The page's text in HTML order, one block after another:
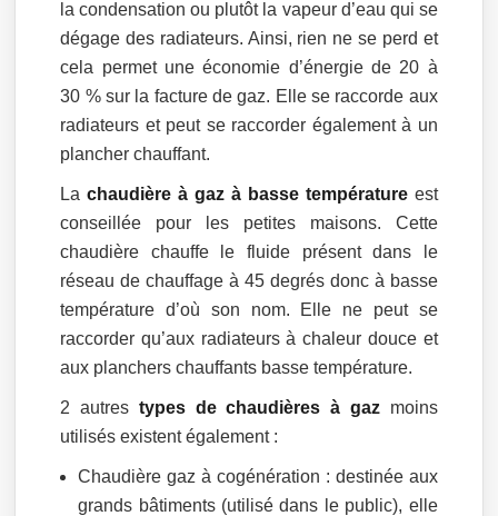
la condensation ou plutôt la vapeur d’eau qui se
dégage des radiateurs. Ainsi, rien ne se perd et
cela permet une économie d’énergie de 20 à
30 % sur la facture de gaz. Elle se raccorde aux
radiateurs et peut se raccorder également à un
plancher chauffant.
Lachaudière à gaz à basse températureest
conseillée pour les petites maisons. Cette
chaudière chauffe le fluide présent dans le
réseau de chauffage à 45 degrés donc à basse
température d’où son nom. Elle ne peut se
raccorder qu’aux radiateurs à chaleur douce et
aux planchers chauffants basse température.
2 autres types de chaudières à gazmoins
utilisés existent également :
Chaudière gaz à cogénération : destinée aux
grands bâtiments (utilisé dans le public), elle